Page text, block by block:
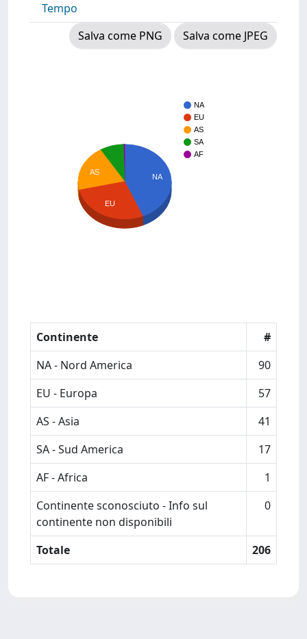
Tempo
Salva come PNG
Salva come JPEG
NA
EU
AS
SA
AF
NA
AS
EU
Continente
#
NA - Nord America
90
EU - Europa
57
AS - Asia
41
SA - Sud America
17
AF - Africa
1
Continente sconosciuto - Info sul
continente non disponibili
0
Totale 206